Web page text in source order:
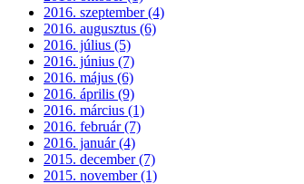
2016. szeptember (4)
2016. augusztus (6)
2016. július (5)
2016. június (7)
2016. május (6)
2016. április (9)
2016. március (1)
2016. február (7)
2016. január (4)
2015. december (7)
2015. november (1)